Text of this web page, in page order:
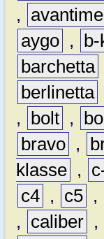
,
avantime
aygo ,
barchetta
berlinetta
,
bolt ,
bravo ,
klasse ,
c4 , c5 ,
,
caliber ,